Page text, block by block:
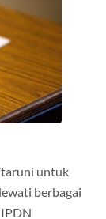
untuk
berbagai